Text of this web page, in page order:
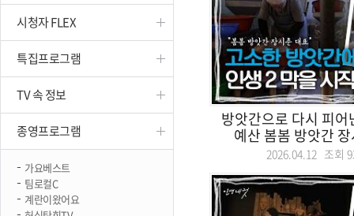
시청자 FLEX
특집프로그램
TV 속 정보
종영프로그램
가요베스트
팀로컬C
계란이왔어요
방앗간으로 다시 피
예산 봄봄 방앗간
2026.04.12 조회